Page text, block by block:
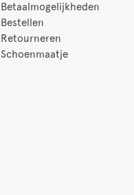
Betaalmogelijkheden
Bestellen
Retourneren
Schoenmaatje